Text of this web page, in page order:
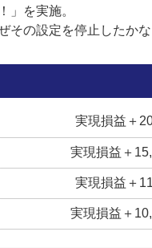
」を実施。
の設定を停止したかな
実現損益＋
実現損益＋
実現損益＋
実現損益＋